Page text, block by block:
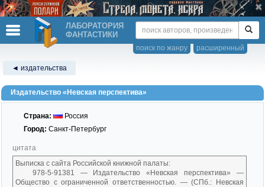
ЛАБОРАТОРИЯ
ФАНТАСТИКИ
расширенный
поиск по жанру
◄ издательства
Издательство «Невская перспектива»
Страна:
Россия
Город: Санкт-Петербург
цитата
Выписка с сайта Российской книжной палаты:
978-5-91381 — Издательство «Невская перспектива» —
Общество с ограниченной ответственностью. — (СПб.: Невская